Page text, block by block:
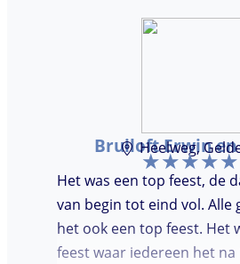
over de DJ. Bij deze
Bruiloft Erwin en
Heelweg,
Het was een top feest, de
van begin tot eind vol. Alle
het ook een top feest. Het
feest waar iedereen het na